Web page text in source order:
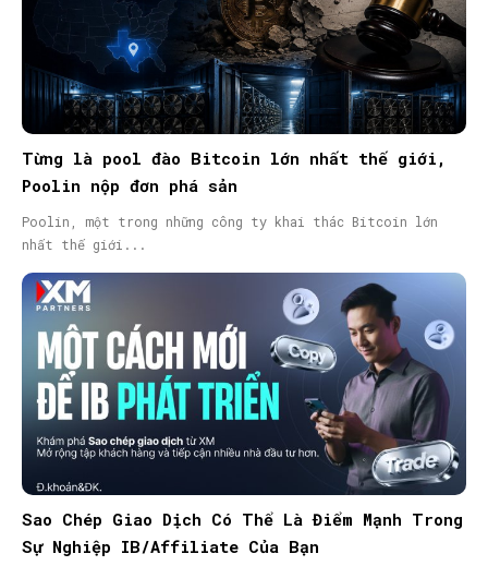
Từng là pool đào Bitcoin lớn nhất thế giới,
Poolin nộp đơn phá sản
Poolin, một trong những công ty khai thác Bitcoin lớn
nhất thế giới...
Sao Chép Giao Dịch Có Thể Là Điểm Mạnh Trong
Sự Nghiệp IB/Affiliate Của Bạn